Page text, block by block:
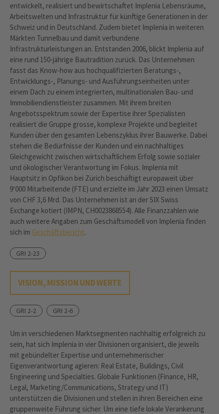
entwickelt, realisiert und bewirtschaftet Implenia Lebensräume,
Arbeitswelten und Infrastruktur für künftige Generationen in der
Schweiz und in Deutschland. Zudem bietet Implenia in weiteren
Märkten Tunnelbau und damit verbundene
Infrastrukturleistungen an. Entstanden 2006, blickt Implenia auf
eine rund 150-jährige Bautradition zurück. Das Unternehmen
fasst das Know-how aus hochqualifizierten Beratungs-,
Entwicklungs-, Planungs- und Ausführungseinheiten unter
einem Dach zu einem integrierten, multinationalen Bau- und
Immobiliendienstleister zusammen. Mit ihrem breiten
Angebotsspektrum sowie der Expertise ihrer Spezialisten
realisiert die Gruppe grosse, komplexe Projekte und begleitet
Kunden über den gesamten Lebenszyklus ihrer Bauwerke. Dabei
stehen die Bedürfnisse der Kunden und ein nachhaltiges
Gleichgewicht zwischen wirtschaftlichem Erfolg sowie sozialer
und ökologischer Verantwortung im Fokus. Implenia mit
Hauptsitz in Opfikon bei Zürich beschäftigt europaweit über
9‘000 Mitarbeitende (FTE) und erzielte im Jahr 2023 einen Umsatz
von CHF 3,6 Mrd. Das Unternehmen ist an der SIX Swiss
Exchange kotiert (IMPN, CH0023868554). Alle Finanzzahlen wie
auch weitere Angaben zum Geschäftsmodell von Implenia finden
sich im Geschäftsbericht.
GRI 2-23
VISION, MISSION UND WERTE
GRI 2-2 GRI 2-6
Um in verschiedenen Marktsegmenten nachhaltig erfolgreich zu
sein, hat sich Implenia in vier Divisionen organisiert, die jeweils
mit gebündelter Expertise und unternehmerischer
Eigenverantwortung agieren: Real Estate, Buildings, Civil
Engineering und Specialties. Globale Funktionen (Finance, HR,
Legal, Marketing/Communications, Strategy und IT)
unterstützen die Divisionen und stellen in ihren Bereichen eine
gruppenweite Führung sicher. Um eine tiefe lokale Verankerung